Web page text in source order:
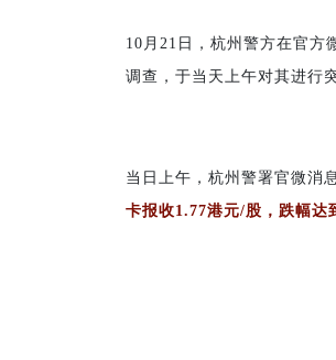
10月21日，杭州警方在官方
调查，于当天上午对其进行
当日上午，杭州警署官微消
卡报收1.77港元/股，跌幅达